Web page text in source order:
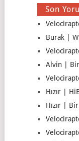
Son
Burak |
Alvin | Bir
Hızır |
Hızır |